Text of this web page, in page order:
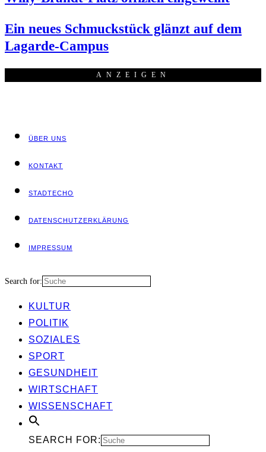
Ein neu­es Schmuck­stück glänzt auf dem
Lagarde-Campus
ANZEI­GEN
ÜBER UNS
KON­TAKT
STADT­ECHO
DATEN­SCHUTZ­ER­KLÄ­RUNG
IMPRES­SUM
Search for:
KUL­TUR
POLI­TIK
SOZIA­LES
SPORT
GESUND­HEIT
WIRT­SCHAFT
WIS­SEN­SCHAFT
SEARCH FOR: